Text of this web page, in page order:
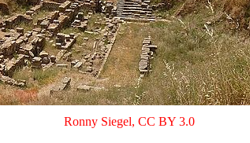
Ronny Siegel, CC BY 3.0